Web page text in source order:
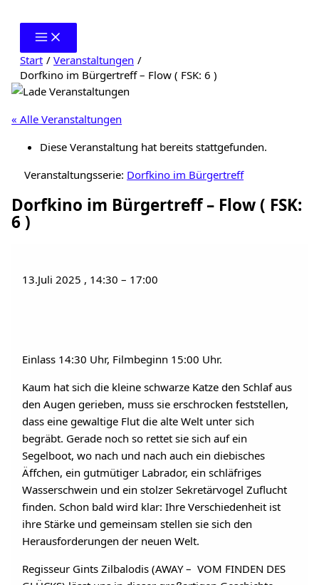
springen
Start
Veranstaltungen
Dorfkino im Bürgertreff – Flow ( FSK: 6 )
« Alle Veranstaltungen
Diese Veranstaltung hat bereits stattgefunden.
Veranstaltungsserie: Dorfkino im Bürgertreff
Dorfkino im Bürgertreff – Flow ( FSK:
6 )
13.Juli 2025 , 14:30– 17:00
Einlass 14:30 Uhr, Filmbeginn 15:00 Uhr.
Kaum hat sich die kleine schwarze Katze den Schlaf aus
den Augen gerieben, muss sie erschrocken feststellen,
dass eine gewaltige Flut die alte Welt unter sich
begräbt. Gerade noch so rettet sie sich auf ein
Segelboot, wo nach und nach auch ein diebisches
Äffchen, ein gutmütiger Labrador, ein schläfriges
Wasserschwein und ein stolzer Sekretärvogel Zuflucht
finden. Schon bald wird klar: Ihre Verschiedenheit ist
ihre Stärke und gemeinsam stellen sie sich den
Herausforderungen der neuen Welt.
Regisseur Gints Zilbalodis (AWAY – VOM FINDEN DES